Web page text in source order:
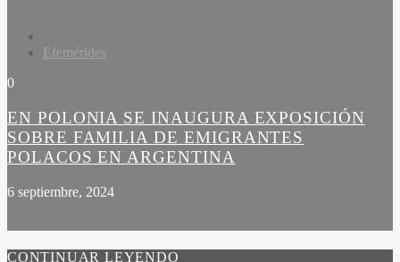
Efemérides
0
EN POLONIA SE INAUGURA EXPOSICIÓN
SOBRE FAMILIA DE EMIGRANTES
POLACOS EN ARGENTINA
6 septiembre, 2024
CONTINUAR LEYENDO